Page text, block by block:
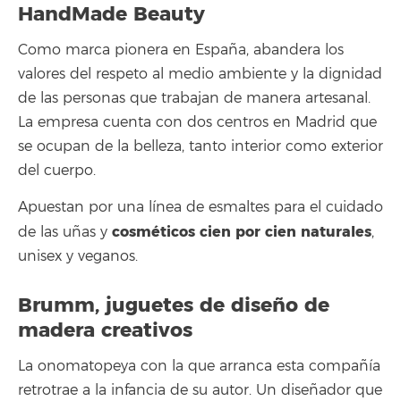
HandMade Beauty
Como marca pionera en España, abandera los
valores del respeto al medio ambiente y la dignidad
de las personas que trabajan de manera artesanal.
La empresa cuenta con dos centros en Madrid que
se ocupan de la belleza, tanto interior como exterior
del cuerpo.
Apuestan por una línea de esmaltes para el cuidado
de las uñas y cosméticos cien por cien naturales,
unisex y veganos.
Brumm, juguetes de diseño de
madera creativos
La onomatopeya con la que arranca esta compañía
retrotrae a la infancia de su autor. Un diseñador que